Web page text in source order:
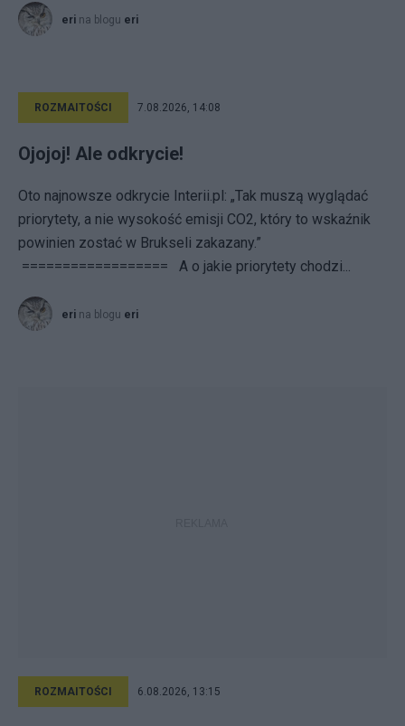
eri na blogu eri
ROZMAITOŚCI 7.08.2026, 14:08
Ojojoj! Ale odkrycie!
Oto najnowsze odkrycie Interii.pl: „Tak muszą wyglądać
priorytety, a nie wysokość emisji CO2, który to wskaźnik
powinien zostać w Brukseli zakazany.”
================== A o jakie priorytety chodzi...
eri na blogu eri
ROZMAITOŚCI 6.08.2026, 13:15